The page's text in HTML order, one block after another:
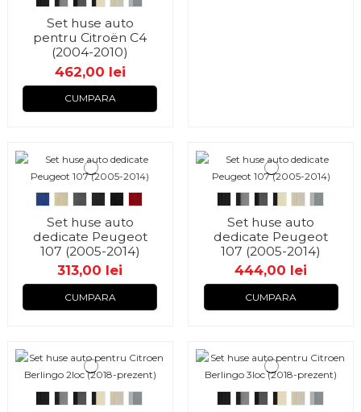
Set huse auto
pentru Citroën C4
(2004-2010)
462,00 lei
CUMPARA
Set huse auto
dedicate Peugeot
107 (2005-2014)
313,00 lei
CUMPARA
Set huse auto
dedicate Peugeot
107 (2005-2014)
444,00 lei
CUMPARA